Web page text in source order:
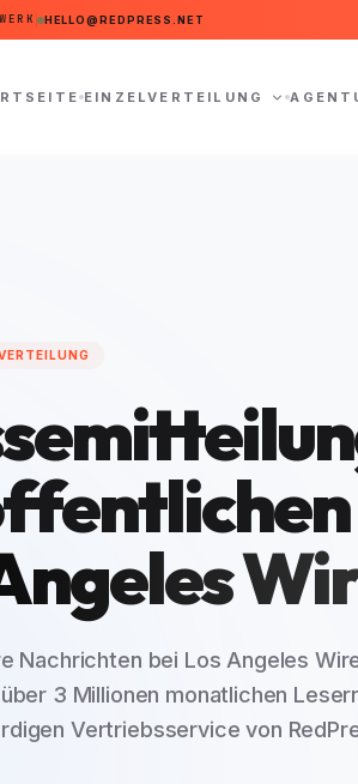
HELLO@REDPRESS.NET
EINZELVERTEILUNG
Nachrichten bei Los Angeles
3 Millionen monatlichen
Vertriebsservice von